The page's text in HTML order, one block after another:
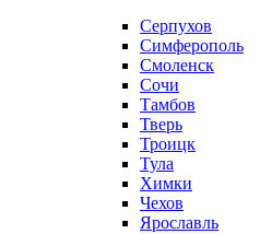
Серпухов
Симферополь
Смоленск
Сочи
Тамбов
Тверь
Троицк
Тула
Химки
Чехов
Ярославль